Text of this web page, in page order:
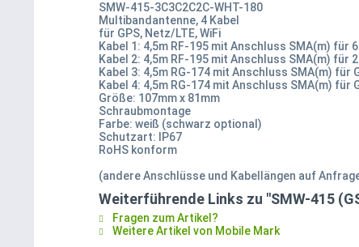
SMW-415-3C3C2C2C-WHT-180
Multibandantenne, 4 Kabel
für GPS, Netz/LTE, WiFi
Kabel 1: 4,5m RF-195 mit Anschluss SMA(m) für
Kabel 2: 4,5m RF-195 mit Anschluss SMA(m) für
Kabel 3: 4,5m RG-174 mit Anschluss SMA(m) für
Kabel 4: 4,5m RG-174 mit Anschluss SMA(m) für
Größe: 107mm x 81mm
Schraubmontage
Farbe: weiß (schwarz optional)
Schutzart: IP67
RoHS konform
(andere Anschlüsse und Kabellängen auf
Weiterführende Links zu "SMW-415
Fragen zum Artikel?
Weitere Artikel von Mobile Mark